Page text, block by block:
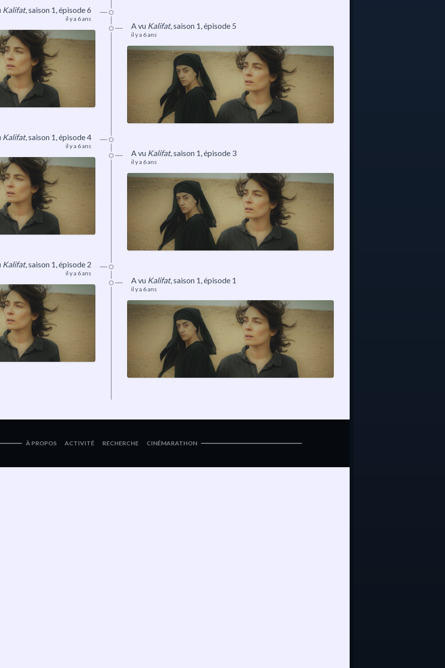
Kalifat,saison 1, épisode 6
il y a 6 ans
A vu Kalifat,saison 1, épisode 5
il y a 6 ans
Kalifat,saison 1, épisode 4
il y a 6 ans
A vu Kalifat,saison 1, épisode 3
il y a 6 ans
Kalifat,saison 1, épisode 2
il y a 6 ans
A vu Kalifat,saison 1, épisode 1
il y a 6 ans
À PROPOS ACTIVITÉ RECHERCHE CINÉMARATHON